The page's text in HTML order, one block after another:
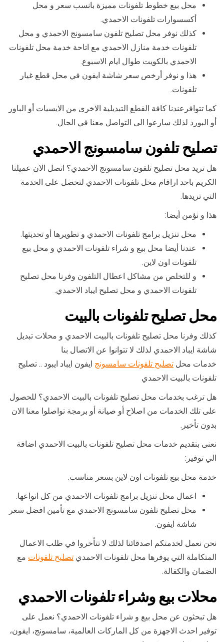
محل بيع خطوط تلفونات مميزة بانسب سعر و محل
أكسسوارات تلفونات الاحمدي.
كذلك نوفر محل تصليح تلفون سامسونج الاحمدي و محل
تلفونات خدمة منازل الاحمدي مع اتاحة خدمة محل تلفونات
الاحمدي بالكويت طوال ايام الاسبوع.
هذا و نوفر أرخص سعر شاشة ايفون في محل قطع غيار
تلفونات.
كما تتوافرعندنا كافة القطع التبديلية الاخرى من الايسيات أو الباور
أو البورد لذلك سارعوا الى التواصل معنا في الحال.
تصليح تلفون سامسونج الاحمدي
هل تريد محل تصليح تلفون سامسونج الاحمدي؟ اتصل الان عميلنا
الكريم باحد اراقام محل تلفونات الاحمدي لتحصل على الخدمة
التي تريدها.
هذا و نؤمن أيضا:
محل تنزيل برامج تلفونات الاحمدي و تطويرها أو تحديثها.
عندنا أيضا محل بيع و شراء تلفونات الاحمدي و محل بيع
تلفونات اون لاين.
و للتخلص من مشاكل اعطال التلفون وفرنا محل تصليح
تلفونات الاحمدي و محل تصليح ايباد الاحمدي.
محل تصليح تلفونات بالبيت
كذلك وفرنا محل تصليح تلفونات بالبيت الاحمدي و محلات تبديل
شاشة ايباد الاحمدي لذلك لا تتوانوا عن الاتصال بنا
خدمات محل تصليح تلفونات سامسونج ايفون ايباد ايبود .. تصليح
تلفونات بالبيت الاحمدي
هل ترغب بخدمات محل تصليح تلفونات بالبيت الاحمدي؟ للحصول
على تلك الخدمات من اصلاح أو صيانة أو برمجة تواصلوا معنا الان
بدون تأخير.
نعنى بتقديم خدمات محل تصليح تلفونات بالبيت الاحمدي اضافة
الي توفير:
خدمة محل بيع تلفونات اون لاين بسعر مناسب.
اعمال محل تنزيل برامج تلفونات الاحمدي من كل انواعها.
محل تصليح تلفون سامسونج الاحمدي مع تأمين افضل سعر
شاشة ايفون.
نحن نعمل لخدمتكم اصدقائنا لذلك لا تتأخروا في طلب الاعمال
المتكاملة التي يوفرها محل تلفونات الاحمدي تصليح تلفونات مع
الضمان والكفالة.
محلات بيع وشراء تلفونات الاحمدي
هل تبحثون عن محل بيع و شراء تلفونات الاحمدي؟ نعمل على
توفير احدث الاجهزة من كل الماركات العالمية، سامسونج، ايفون،